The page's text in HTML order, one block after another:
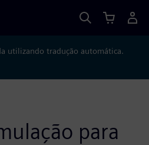
utilizando tradução automática.
para